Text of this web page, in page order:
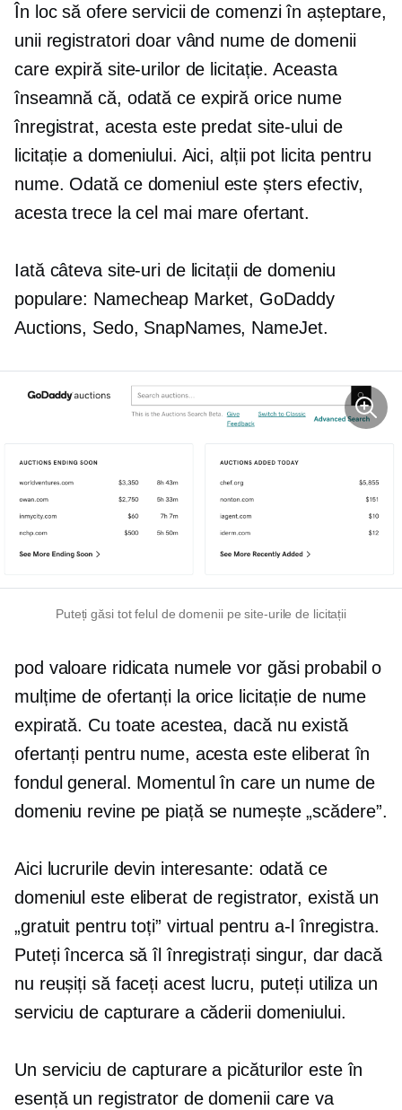
În loc să ofere servicii de comenzi în așteptare,
unii registratori doar vând nume de domenii
care expiră site-urilor de licitație. Aceasta
înseamnă că, odată ce expiră orice nume
înregistrat, acesta este predat site-ului de
licitație a domeniului. Aici, alții pot licita pentru
nume. Odată ce domeniul este șters efectiv,
acesta trece la cel mai mare ofertant.
Iată câteva site-uri de licitații de domeniu
populare: Namecheap Market, GoDaddy
Auctions, Sedo, SnapNames, NameJet.
Puteți găsi tot felul de domenii pe site-urile de licitații
pod valoare ridicata numele vor găsi probabil o
mulțime de ofertanți la orice licitație de nume
expirată. Cu toate acestea, dacă nu există
ofertanți pentru nume, acesta este eliberat în
fondul general. Momentul în care un nume de
domeniu revine pe piață se numește „scădere”.
Aici lucrurile devin interesante: odată ce
domeniul este eliberat de registrator, există un
„gratuit pentru toți” virtual pentru a-l înregistra.
Puteți încerca să îl înregistrați singur, dar dacă
nu reușiți să faceți acest lucru, puteți utiliza un
serviciu de capturare a căderii domeniului.
Un serviciu de capturare a picăturilor este în
esență un registrator de domenii care va